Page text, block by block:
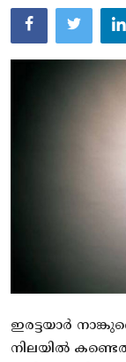
ആരോഗ്യം
സാങ്കേതിക
ഇരട്ടയാർ
നിലയിൽ